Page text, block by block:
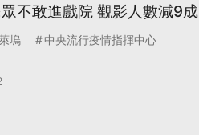
不敢進戲院 觀影人數減9成
塢
中央流行疫情指揮中心